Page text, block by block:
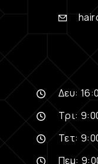
Δευ:
Τρι:
Τετ:
Πεμ: